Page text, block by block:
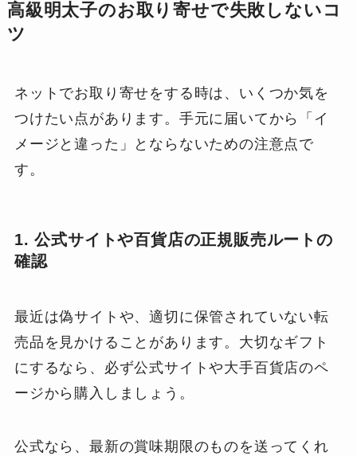
高級明太子のお取り寄せで失敗しないコ
ツ
ネットでお取り寄せをする時は、いくつか気を
つけたい点があります。手元に届いてから「イ
メージと違った」とならないための注意点で
す。
1. 公式サイトや百貨店の正規販売ルートの
確認
最近は偽サイトや、適切に保管されていない転
売品を見かけることがあります。大切なギフト
にするなら、必ず公式サイトや大手百貨店のペ
ージから購入しましょう。
公式なら、最新の賞味期限のものを送ってくれ